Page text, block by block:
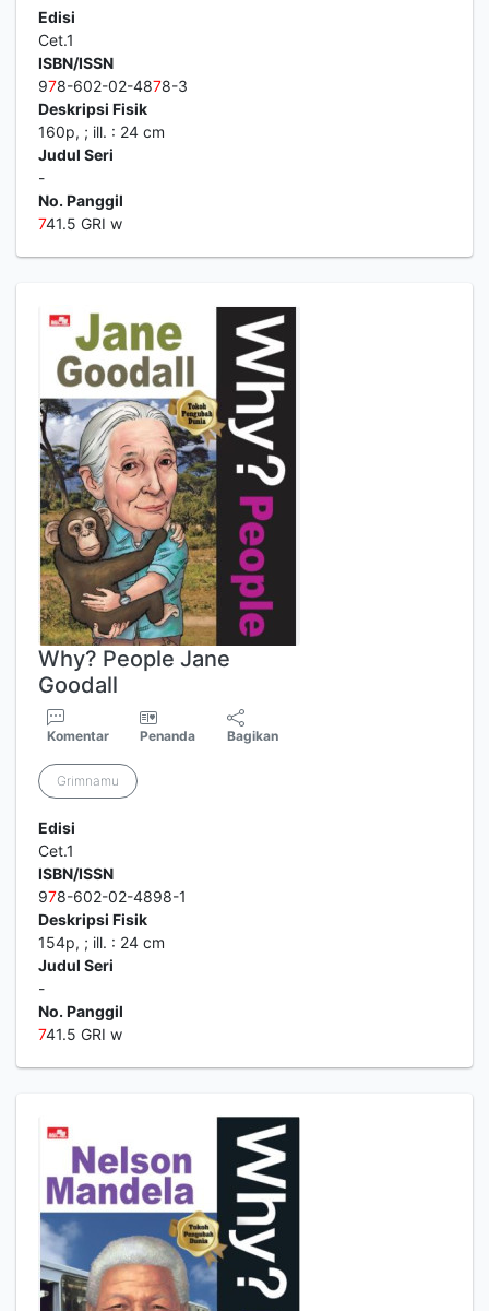
Edisi
Cet.1
ISBN/ISSN
978-602-02-4878-3
Deskripsi Fisik
160p, ; ill. : 24 cm
Judul Seri
-
No. Panggil
741.5 GRI w
Why? People Jane
Goodall
Komentar Penanda Bagikan
Grimnamu
Edisi
Cet.1
ISBN/ISSN
978-602-02-4898-1
Deskripsi Fisik
154p, ; ill. : 24 cm
Judul Seri
-
No. Panggil
741.5 GRI w